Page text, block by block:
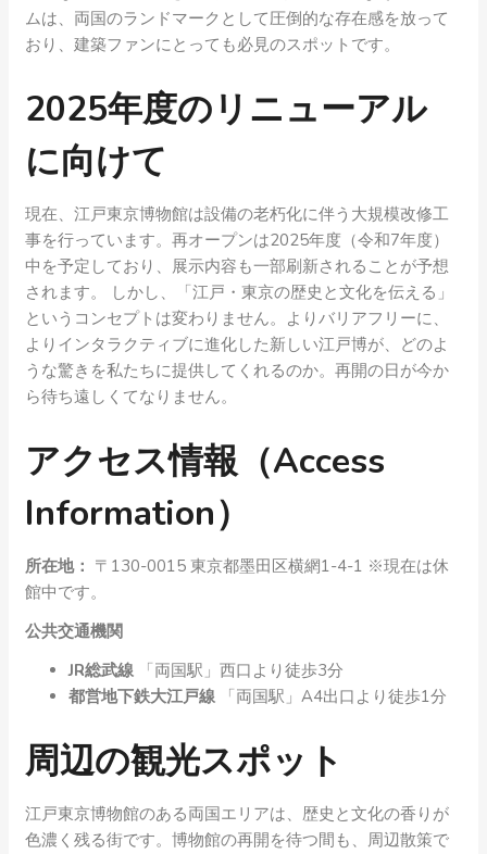
ムは、両国のランドマークとして圧倒的な存在感を放って
おり、建築ファンにとっても必見のスポットです。
2025年度のリニューアル
に向けて
現在、江戸東京博物館は設備の老朽化に伴う大規模改修工
事を行っています。再オープンは2025年度（令和7年度）
中を予定しており、展示内容も一部刷新されることが予想
されます。 しかし、「江戸・東京の歴史と文化を伝える」
というコンセプトは変わりません。よりバリアフリーに、
よりインタラクティブに進化した新しい江戸博が、どのよ
うな驚きを私たちに提供してくれるのか。再開の日が今か
ら待ち遠しくてなりません。
アクセス情報（Access
Information）
所在地： 〒130-0015 東京都墨田区横網1-4-1 ※現在は休
館中です。
公共交通機関
JR総武線 「両国駅」西口より徒歩3分
都営地下鉄大江戸線 「両国駅」A4出口より徒歩1分
周辺の観光スポット
江戸東京博物館のある両国エリアは、歴史と文化の香りが
色濃く残る街です。博物館の再開を待つ間も、周辺散策で